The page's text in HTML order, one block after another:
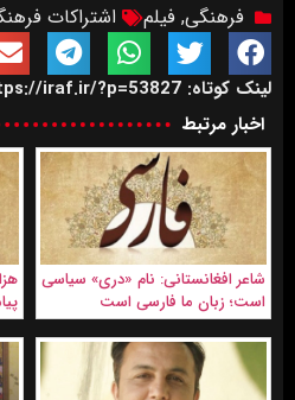
فرهنگی, فیلم اشتراکات
لینک کوتاه: https://iraf.ir/?p=53827
اخبار مرتبط
شاعر افغانستانی: نام «دری» سیاسی
است؛ زبان ما فارسی است